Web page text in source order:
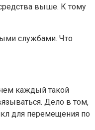
выше. К тому
службами. Что
каждый такой
Дело в том,
для перемещения по